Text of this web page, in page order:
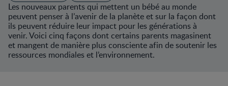
Les nouveaux parents qui mettent un bébé au monde
peuvent penser à l’avenir de la planète et sur la façon dont
ils peuvent réduire leur impact pour les générations à
venir. Voici cinq façons dont certains parents magasinent
et mangent de manière plus consciente afin de soutenir les
ressources mondiales et l’environnement.